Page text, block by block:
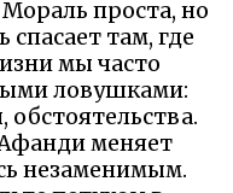
проста, но
там, где
мы часто
ловушками:
обстоятельства.
меняет
незаменимым.